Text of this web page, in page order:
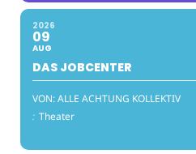
2026
09
AUG
DAS JOBCENTER
VON: ALLE ACHTUNG KOLLEKTIV
: Theater